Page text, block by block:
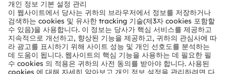
ams OSRAM 소셜 미디어 채널:
>Twitter >LinkedIn >Facebook >YouTube